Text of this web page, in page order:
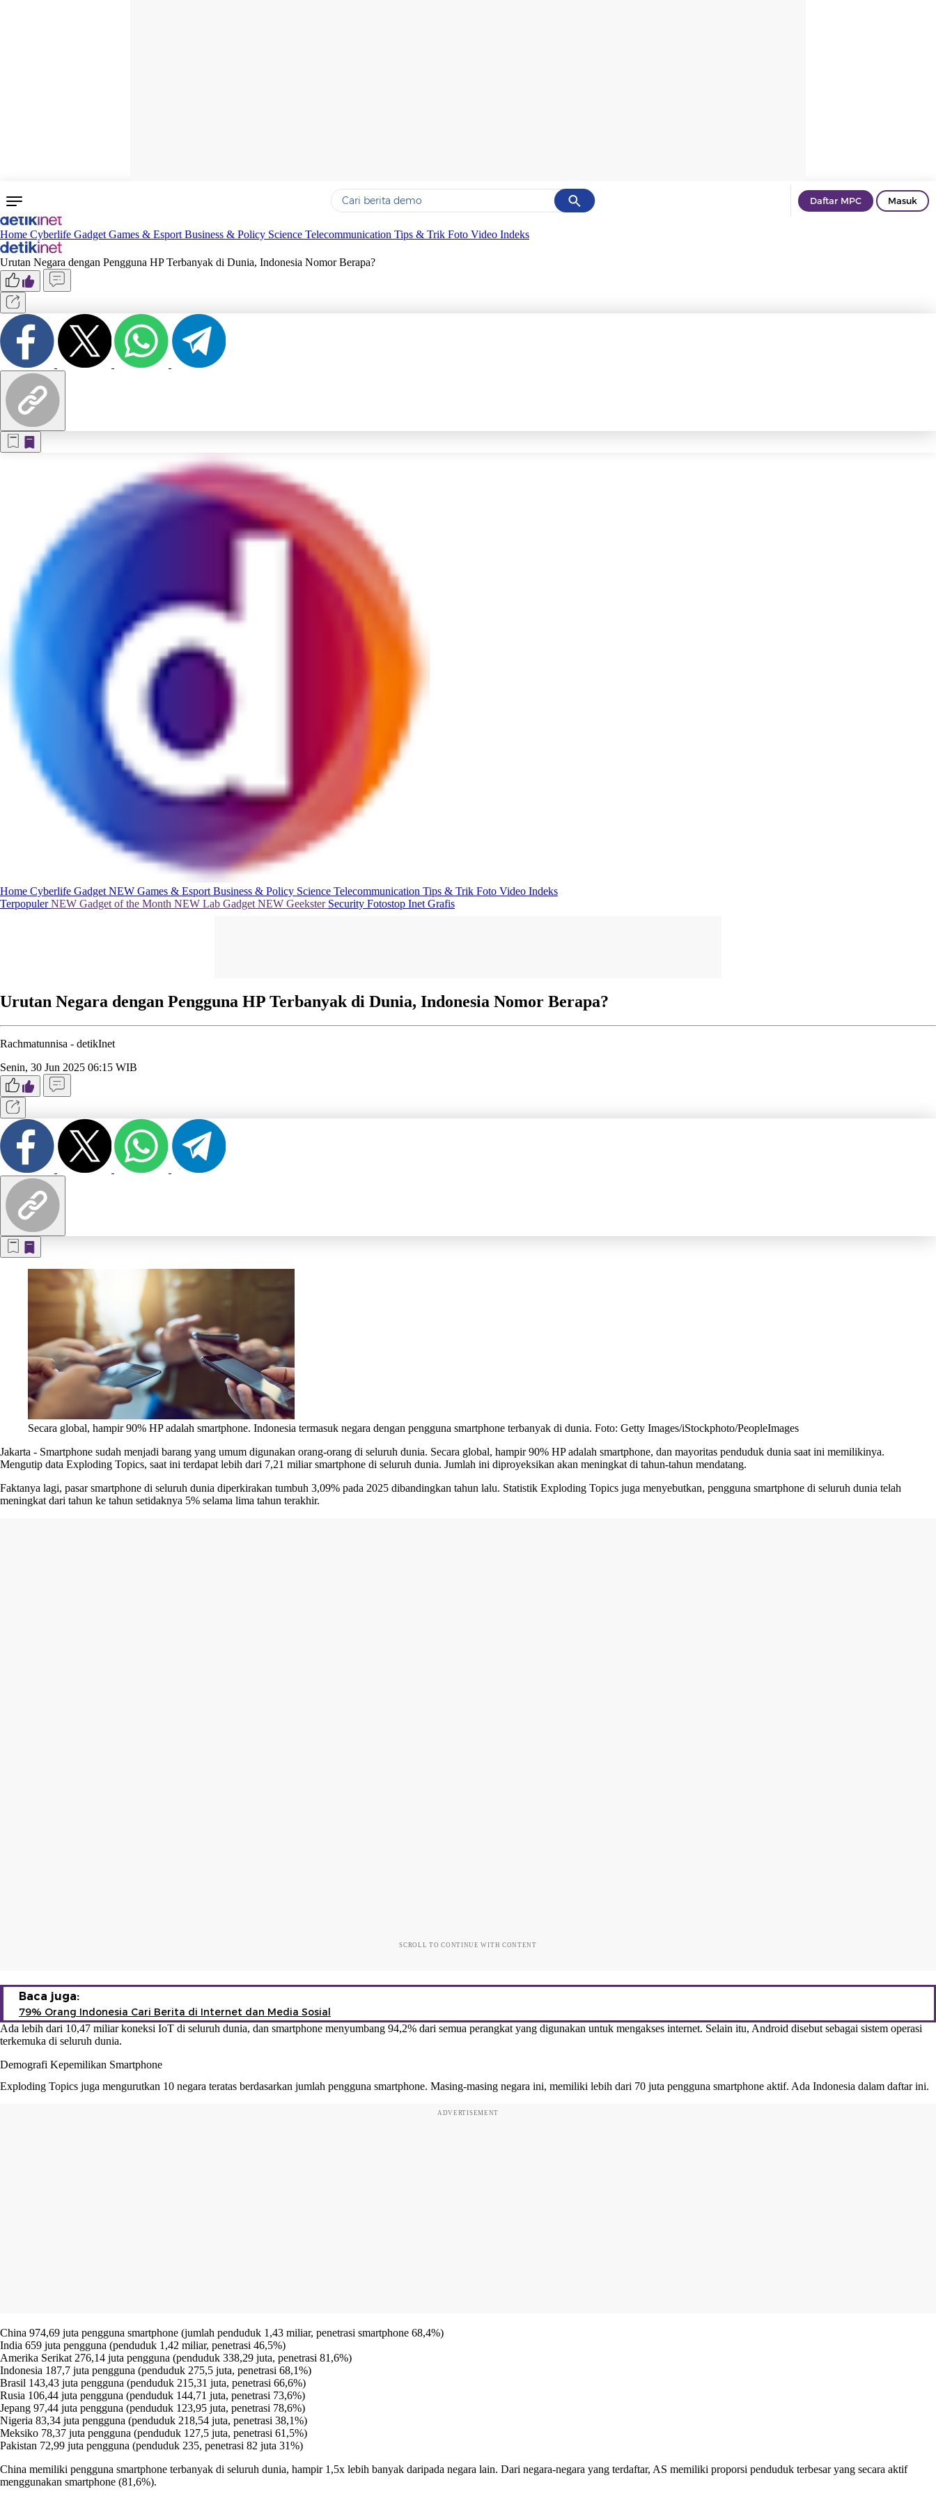
Cancel
Yang sedang ramai dicari
#1 piala presiden 2026
Terakhir yang dicari
Daftar MPC Masuk
Home Cyberlife Gadget Games & Esport Business & Policy Science Telecommunication Tips & Trik Foto Video Indeks
Urutan Negara dengan Pengguna HP Terbanyak di Dunia, Indonesia Nomor Berapa?
Home Cyberlife Gadget NEW Games & Esport Business & Policy Science Telecommunication Tips & Trik Foto Video Indeks
TerpopulerNEW Gadget of the Month NEW Lab Gadget NEW Geekster Security Fotostop Inet Grafis
Urutan Negara dengan Pengguna HP Terbanyak di Dunia, Indonesia Nomor Berapa?
Rachmatunnisa - detikInet
Senin, 30 Jun 2025 06:15 WIB
Secara global, hampir 90% HP adalah smartphone. Indonesia termasuk negara dengan pengguna smartphone terbanyak di dunia. Foto: Getty Images/iStockphoto/PeopleImages
Jakarta - Smartphone sudah menjadi barang yang umum digunakan orang-orang di seluruh dunia. Secara global, hampir 90% HP adalah smartphone, dan mayoritas penduduk dunia saat ini memilikinya.
Mengutip data Exploding Topics, saat ini terdapat lebih dari 7,21 miliar smartphone di seluruh dunia. Jumlah ini diproyeksikan akan meningkat di tahun-tahun mendatang.
Faktanya lagi, pasar smartphone di seluruh dunia diperkirakan tumbuh 3,09% pada 2025 dibandingkan tahun lalu. Statistik Exploding Topics juga menyebutkan, pengguna smartphone di seluruh dunia telah
meningkat dari tahun ke tahun setidaknya 5% selama lima tahun terakhir.
SCROLL TO CONTINUE WITH CONTENT
Baca juga:
79% Orang Indonesia Cari Berita di Internet dan Media Sosial
Ada lebih dari 10,47 miliar koneksi IoT di seluruh dunia, dan smartphone menyumbang 94,2% dari semua perangkat yang digunakan untuk mengakses internet. Selain itu, Android disebut sebagai sistem operasi
terkemuka di seluruh dunia.
Demografi Kepemilikan Smartphone
Exploding Topics juga mengurutkan 10 negara teratas berdasarkan jumlah pengguna smartphone. Masing-masing negara ini, memiliki lebih dari 70 juta pengguna smartphone aktif. Ada Indonesia dalam daftar ini.
ADVERTISEMENT
China 974,69 juta pengguna smartphone (jumlah penduduk 1,43 miliar, penetrasi smartphone 68,4%)
India 659 juta pengguna (penduduk 1,42 miliar, penetrasi 46,5%)
Amerika Serikat 276,14 juta pengguna (penduduk 338,29 juta, penetrasi 81,6%)
Indonesia 187,7 juta pengguna (penduduk 275,5 juta, penetrasi 68,1%)
Brasil 143,43 juta pengguna (penduduk 215,31 juta, penetrasi 66,6%)
Rusia 106,44 juta pengguna (penduduk 144,71 juta, penetrasi 73,6%)
Jepang 97,44 juta pengguna (penduduk 123,95 juta, penetrasi 78,6%)
Nigeria 83,34 juta pengguna (penduduk 218,54 juta, penetrasi 38,1%)
Meksiko 78,37 juta pengguna (penduduk 127,5 juta, penetrasi 61,5%)
Pakistan 72,99 juta pengguna (penduduk 235, penetrasi 82 juta 31%)
China memiliki pengguna smartphone terbanyak di seluruh dunia, hampir 1,5x lebih banyak daripada negara lain. Dari negara-negara yang terdaftar, AS memiliki proporsi penduduk terbesar yang secara aktif
menggunakan smartphone (81,6%).